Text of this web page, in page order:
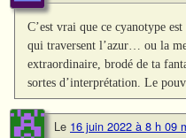
C’est vrai que ce cyanotype
qui traversent l’azur… ou la
extraordinaire, brodé de ta
sortes d’interprétation. Le
Le 16 juin 2022 à 8 h 09